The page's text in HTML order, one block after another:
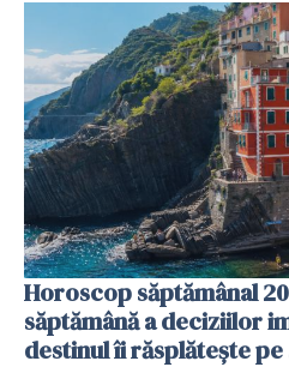
Horoscop săptămânal
săptămână a deciziilor
destinul îi răsplătește pe